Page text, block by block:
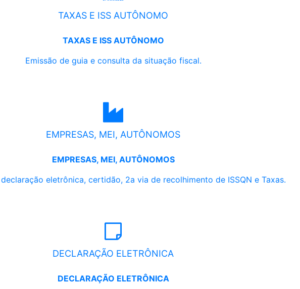
TAXAS E ISS AUTÔNOMO
TAXAS E ISS AUTÔNOMO
Emissão de guia e consulta da situação fiscal.
EMPRESAS, MEI, AUTÔNOMOS
EMPRESAS, MEI, AUTÔNOMOS
eletrônica, certidão, 2a via de recolhimento de ISSQN e Taxas.
DECLARAÇÃO ELETRÔNICA
DECLARAÇÃO ELETRÔNICA